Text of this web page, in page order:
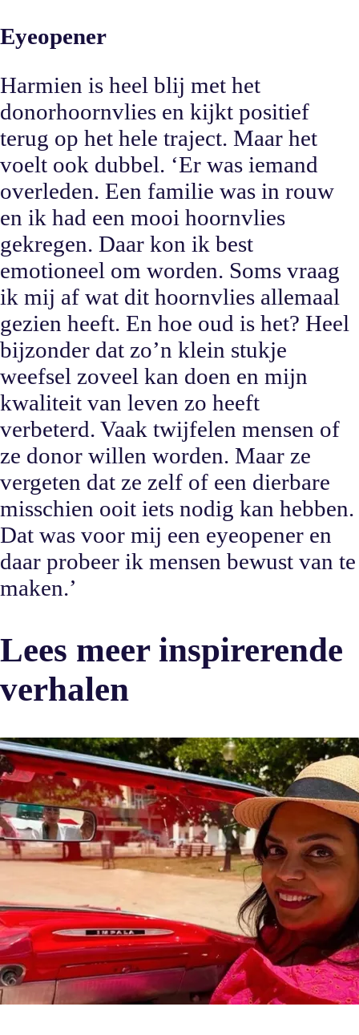
Eyeopener
Harmien is heel blij met het
donorhoornvlies en kijkt positief
terug op het hele traject. Maar het
voelt ook dubbel. ‘Er was iemand
overleden. Een familie was in rouw
en ik had een mooi hoornvlies
gekregen. Daar kon ik best
emotioneel om worden. Soms vraag
ik mij af wat dit hoornvlies allemaal
gezien heeft. En hoe oud is het? Heel
bijzonder dat zo’n klein stukje
weefsel zoveel kan doen en mijn
kwaliteit van leven zo heeft
verbeterd. Vaak twijfelen mensen of
ze donor willen worden. Maar ze
vergeten dat ze zelf of een dierbare
misschien ooit iets nodig kan hebben.
Dat was voor mij een eyeopener en
daar probeer ik mensen bewust van te
maken.’
Lees meer inspirerende
verhalen